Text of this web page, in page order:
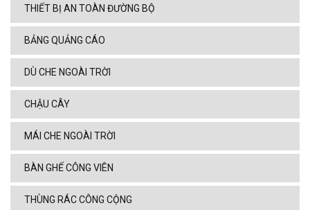
THIẾT BỊ AN TOÀN ĐƯỜNG BỘ
BẢNG QUẢNG CÁO
DÙ CHE NGOÀI TRỜI
CHẬU CÂY
MÁI CHE NGOÀI TRỜI
BÀN GHẾ CÔNG VIÊN
THÙNG RÁC CÔNG CỘNG